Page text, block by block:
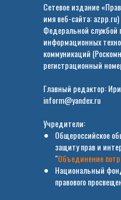
Сетевое издание
имя веб-сайта:
Федеральной службой
информационных
коммуникаций
регистрационный
Главный редактор:
inform@yandex.ru
Учредители:
Общероссийское
защиту прав и
"Объединение
Национальный
правового